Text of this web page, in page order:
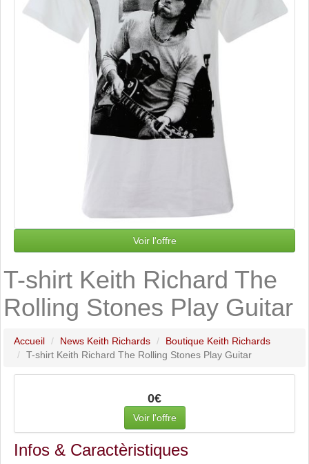
Voir l'offre
T-shirt Keith Richard The
Rolling Stones Play Guitar
Accueil News Keith Richards
Boutique Keith Richards
T-shirt Keith Richard The Rolling Stones Play Guitar
0€
Voir l'offre
Infos & Caractèristiques